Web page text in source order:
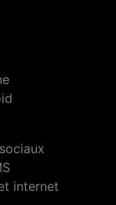
internet